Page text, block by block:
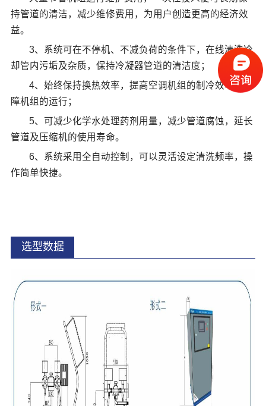
持管道的清洁，减少维修费用，为用户创造更高的经济效
益。
3、系统可在不停机、不减负荷的条件下，在线清洗冷
却管内污垢及杂质，保持冷凝器管道的清洁度；
4、始终保持换热效率，提高空调机组的制冷效率，保
障机组的运行；
5、可减少化学水处理药剂用量，减少管道腐蚀，延长
管道及压缩机的使用寿命。
6、系统采用全自动控制，可以灵活设定清洗频率，操
作简单快捷。
选型数据